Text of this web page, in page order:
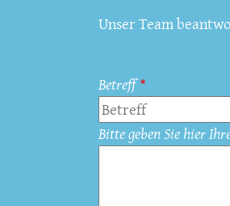
Unser Team
Betreff
Bitte geben Sie hier